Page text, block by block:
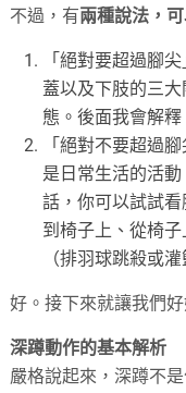
不過，有兩種說法，
「絕對要超過腳
蓋以及下肢的三
態。後面我會解釋
「絕對不要超過
是日常生活的活
話，你可以試試
到椅子上、從椅
（排羽球跳殺或
好。接下來就讓我們
深蹲動作的基本解析
嚴格說起來，深蹲不